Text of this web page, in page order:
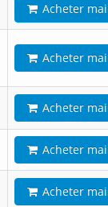
Acheter
Acheter
Acheter
Acheter
Acheter